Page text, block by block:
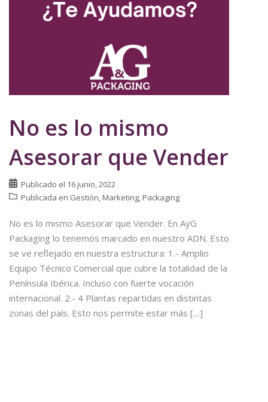
No es lo mismo
Asesorar que Vender
Publicado el 16 junio, 2022
Publicada en Gestión Marketing Packaging
No es lo mismo Asesorar que Vender. En AyG
Packaging lo tenemos marcado en nuestro ADN. Esto
se ve reflejado en nuestra estructura: 1.- Amplio
Equipo Técnico Comercial que cubre la totalidad de la
Península Ibérica. Incluso con fuerte vocación
internacional. 2.- 4 Plantas repartidas en distintas
zonas del país. Esto nos permite estar más […]